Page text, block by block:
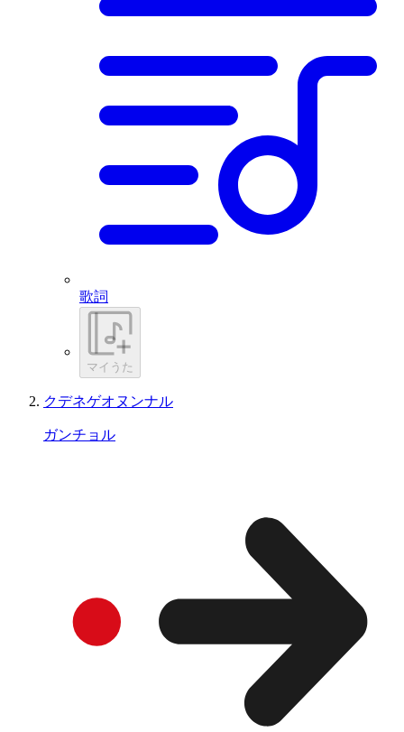
歌詞
マイうた
クデネゲオヌンナル
ガンチョル